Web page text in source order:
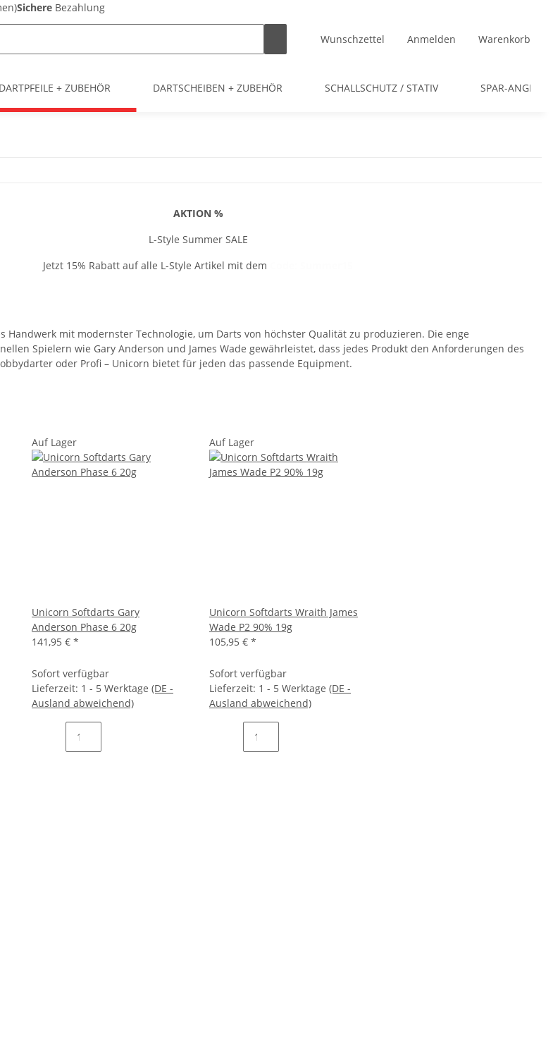
Sichere Bezahlung
Wunschzettel Anmelden Warenkorb
DARTPFEILE + ZUBEHÖR DARTSCHEIBEN + ZUBEHÖR SCHALLSCHUTZ / STATIV SPAR-
AKTION %
L-Style Summer SALE
Jetzt 15% Rabatt auf alle L-Style Artikel mit dem
mit modernster Technologie, um Darts von höchster Qualität zu produzieren. Die enge
Spielern wie Gary Anderson und James Wade gewährleistet, dass jedes Produkt den Anforderungen des
oder Profi – Unicorn bietet für jeden das passende Equipment.
Auf Lager
Unicorn Softdarts Gary
Anderson Phase 6 20g
141,95 € *
Sofort verfügbar
Lieferzeit: 1 - 5 Werktage (DE -
Ausland abweichend)
Auf Lager
Unicorn Softdarts Wraith James
Wade P2 90% 19g
105,95 € *
Sofort verfügbar
Lieferzeit: 1 - 5 Werktage (DE -
Ausland abweichend)